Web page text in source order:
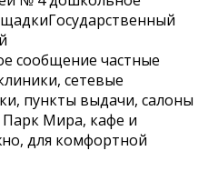
сообщение частные
сетевые
пункты выдачи, салоны
Мира, кафе и
для комфортной